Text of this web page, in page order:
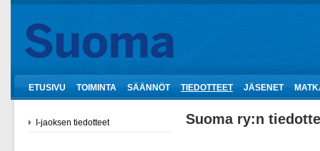
ETUSIVU TOIMINTA SÄÄNNÖT TIEDOTTEET JÄSENET
I-jaoksen tiedotteet Suoma ry:n